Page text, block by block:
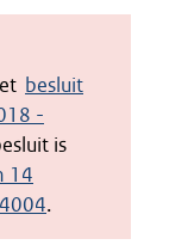
besluit
-
is
14
.